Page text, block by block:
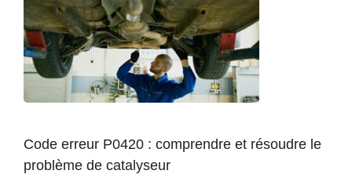
Code erreur P0420 : comprendre et résoudre le
problème de catalyseur